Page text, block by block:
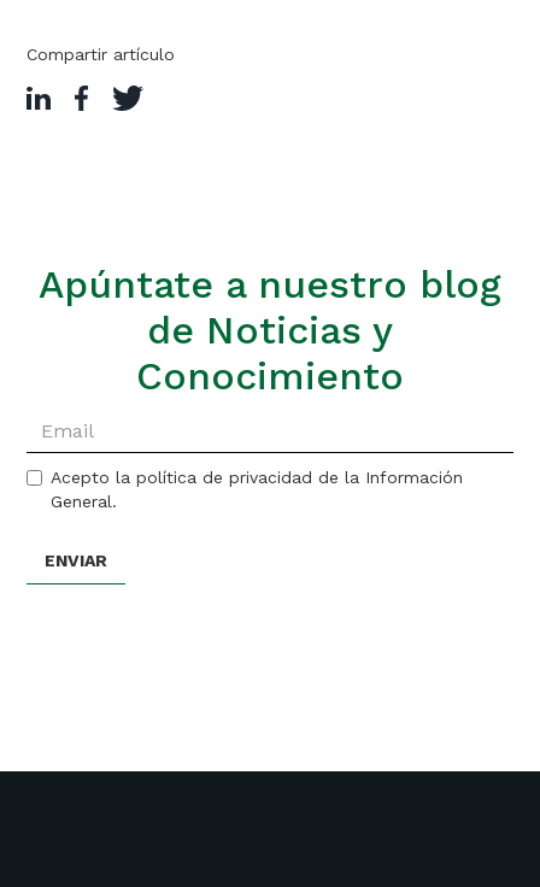
Compartir artículo
Apúntate a nuestro blog
de Noticias y
Conocimiento
Acepto la política de privacidad de la Información
General.